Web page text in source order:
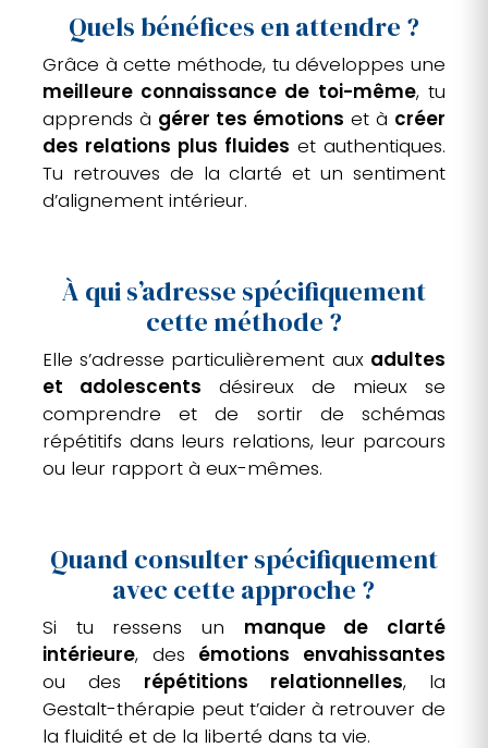
Quels bénéfices en attendre ?
Grâce à cette méthode, tu développes une
meilleure connaissance de toi-même, tu
apprends à gérer tes émotions et à créer
des relations plus fluides et authentiques.
Tu retrouves de la clarté et un sentiment
d’alignement intérieur.
À qui s’adresse spécifiquement
cette méthode ?
Elle s’adresse particulièrement aux adultes
et adolescents désireux de mieux se
comprendre et de sortir de schémas
répétitifs dans leurs relations, leur parcours
ou leur rapport à eux-mêmes.
Quand consulter spécifiquement
avec cette approche ?
Si tu ressens un manque de clarté
intérieure, des émotions envahissantes
ou des répétitions relationnelles, la
Gestalt-thérapie peut t’aider à retrouver de
la fluidité et de la liberté dans ta vie.